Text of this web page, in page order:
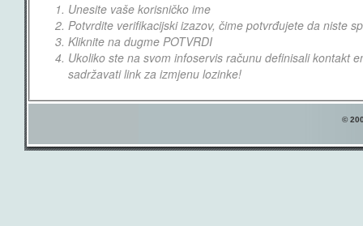
Unesite vaše korisničko ime
Potvrdite verifikacijski izazov, čime potvrđujete da niste
Kliknite na dugme POTVRDI
Ukoliko ste na svom infoservis računu definisali kontakt
sadržavati link za izmjenu lozinke!
©